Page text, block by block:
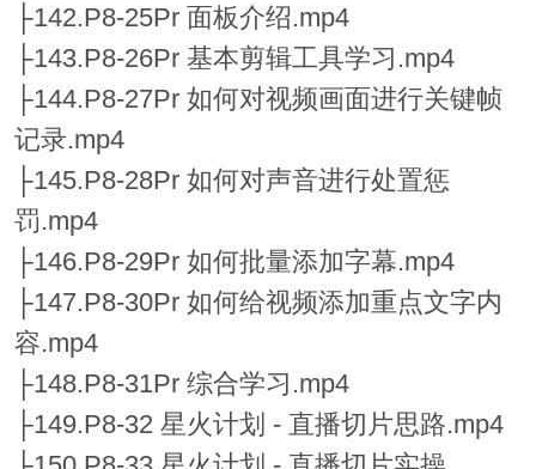
├142.P8-25Pr 面板介绍.mp4
├143.P8-26Pr 基本剪辑工具学习.mp4
├144.P8-27Pr 如何对视频画面进行关键帧
记录.mp4
├145.P8-28Pr 如何对声音进行处置惩
罚.mp4
├146.P8-29Pr 如何批量添加字幕.mp4
├147.P8-30Pr 如何给视频添加重点文字内
容.mp4
├148.P8-31Pr 综合学习.mp4
├149.P8-32 星火计划 - 直播切片思路.mp4